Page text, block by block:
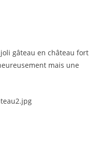
gâteau en château fort
mais une